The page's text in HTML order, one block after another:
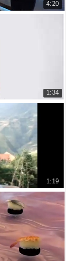
4:20
1:34
1:19